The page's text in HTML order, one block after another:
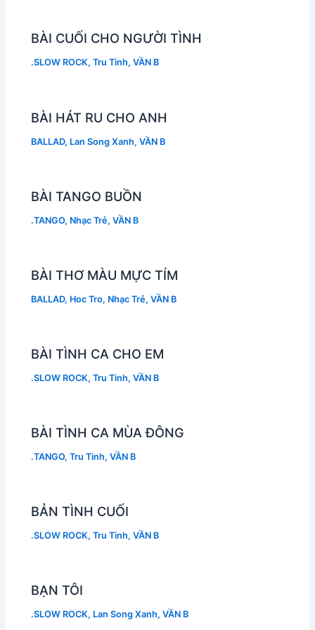
BÀI CUỐI CHO NGƯỜI TÌNH
.SLOW ROCK,Tru Tinh,VẦN B
BÀI HÁT RU CHO ANH
BALLAD, Lan Song Xanh,VẦN B
BÀI TANGO BUỒN
.TANGO, Nhạc Trẻ,VẦN B
BÀI THƠ MÀU MỰC TÍM
BALLAD, Hoc Tro, Nhạc Trẻ,VẦN B
BÀI TÌNH CA CHO EM
.SLOW ROCK,Tru Tinh,VẦN B
BÀI TÌNH CA MÙA ĐÔNG
.TANGO,Tru Tinh,VẦN B
BẢN TÌNH CUỐI
.SLOW ROCK,Tru Tinh,VẦN B
BẠN TÔI
.SLOW ROCK, Lan Song Xanh,VẦN B